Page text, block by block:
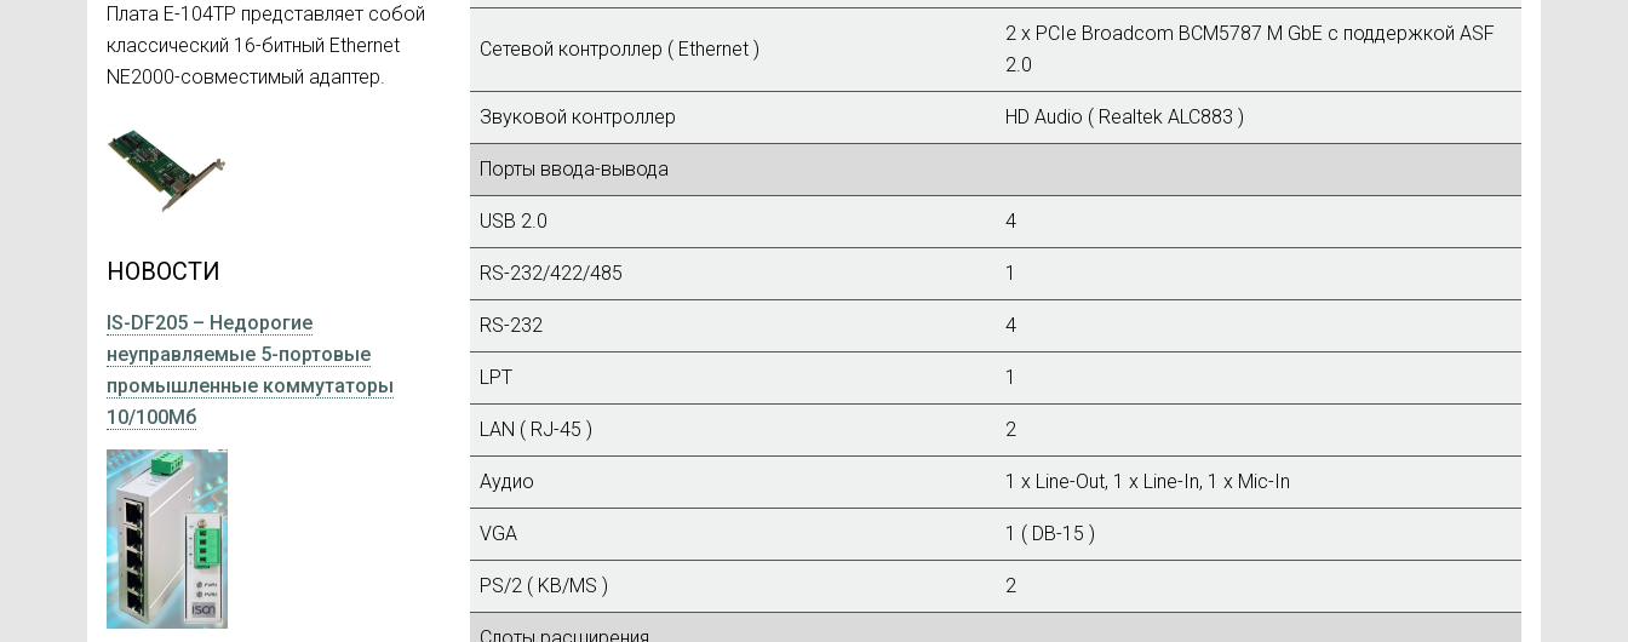
Плата E-104TP представляет собой
классический 16-битный Ethernet
NE2000-совместимый адаптер.
НОВОСТИ
IS-DF205 – Недорогие
неуправляемые 5-портовые
промышленные коммутаторы
10/100Мб
Сетевой контроллер ( Ethernet )
2 x PCIe Broadcom BCM5787 M GbE с поддержкой ASF
2.0
Звуковой контроллер HD Audio ( Realtek ALC883 )
Порты ввода-вывода
USB 2.0 4
RS-232/422/485 1
RS-232 4
LPT 1
LAN ( RJ-45 ) 2
Аудио 1 x Line-Out, 1 x Line-In, 1 x Mic-In
VGA 1 ( DB-15 )
PS/2 ( KB/MS ) 2
Слоты расширения